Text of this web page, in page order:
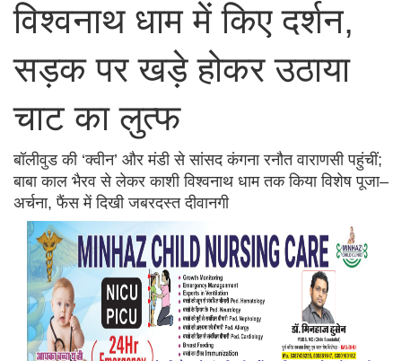
विश्वनाथ धाम में किए दर्शन,
सड़क पर खड़े होकर उठाया
चाट का लुत्फ
बॉलीवुड की ‘क्वीन’ और मंडी से सांसद कंगना रनौत वाराणसी पहुंचीं;
बाबा काल भैरव से लेकर काशी विश्वनाथ धाम तक किया विशेष पूजा–
अर्चना, फैंस में दिखी जबरदस्त दीवानगी